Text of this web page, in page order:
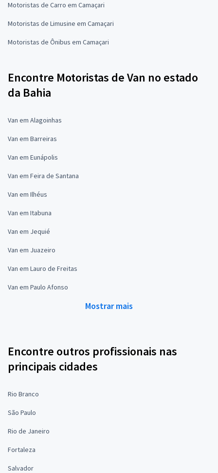
Motoristas de Carro em Camaçari
Motoristas de Limusine em Camaçari
Motoristas de Ônibus em Camaçari
Encontre Motoristas de Van no estado
da Bahia
Van em Alagoinhas
Van em Barreiras
Van em Eunápolis
Van em Feira de Santana
Van em Ilhéus
Van em Itabuna
Van em Jequié
Van em Juazeiro
Van em Lauro de Freitas
Van em Paulo Afonso
Mostrar mais
Encontre outros profissionais nas
principais cidades
Rio Branco
São Paulo
Rio de Janeiro
Fortaleza
Salvador